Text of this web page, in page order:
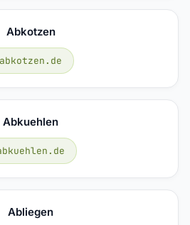
Abkotzen
abkotzen.de
Abkuehlen
Abliegen